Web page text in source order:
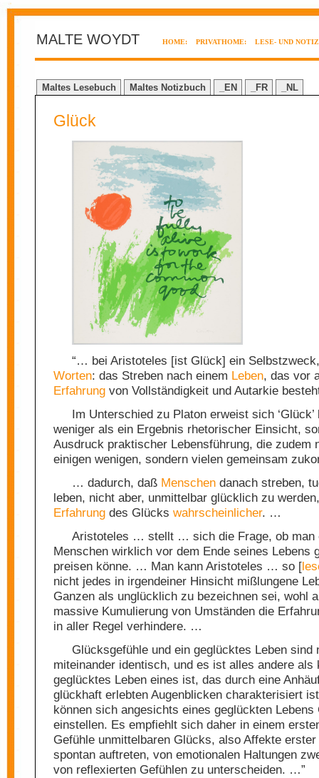
MALTE WOYDT HOME: PRIVATHOME: LESE- UND
Maltes Lesebuch Maltes Notizbuch _EN _FR _NL
Glück
“… bei Aristoteles [ist Glück] ein
Worten: das Streben nach einem Leben, das vor
Erfahrung von Vollständigkeit und Autarkie
Im Unterschied zu Platon erweist sich
weniger als ein Ergebnis rhetorischer Einsicht,
Ausdruck praktischer Lebensführung, die zudem
einigen wenigen, sondern vielen gemeinsam
… dadurch, daß Menschen danach streben,
leben, nicht aber, unmittelbar glücklich zu
Erfahrung des Glücks wahrscheinlicher. …
Aristoteles … stellt … sich die Frage, ob man
Menschen wirklich vor dem Ende seines Lebens
preisen könne. … Man kann Aristoteles … so [
nicht jedes in irgendeiner Hinsicht mißlungene
Ganzen als unglücklich zu bezeichnen sei, wohl
massive Kumulierung von Umständen die
in aller Regel verhindere. …
Glücksgefühle und ein geglücktes Leben sind
miteinander identisch, und es ist alles andere als
geglücktes Leben eines ist, das durch eine
glückhaft erlebten Augenblicken charakterisiert
können sich angesichts eines geglückten Lebens
einstellen. Es empfiehlt sich daher in einem
Gefühle unmittelbaren Glücks, also Affekte erster
spontan auftreten, von emotionalen Haltungen
von reflexierten Gefühlen zu unterscheiden. …”